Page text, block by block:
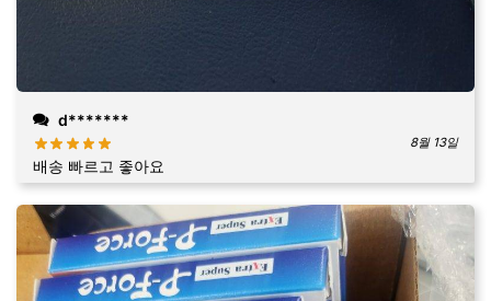
d*******
8월 13일
배송 빠르고 좋아요